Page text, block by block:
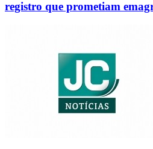
registro que prometiam